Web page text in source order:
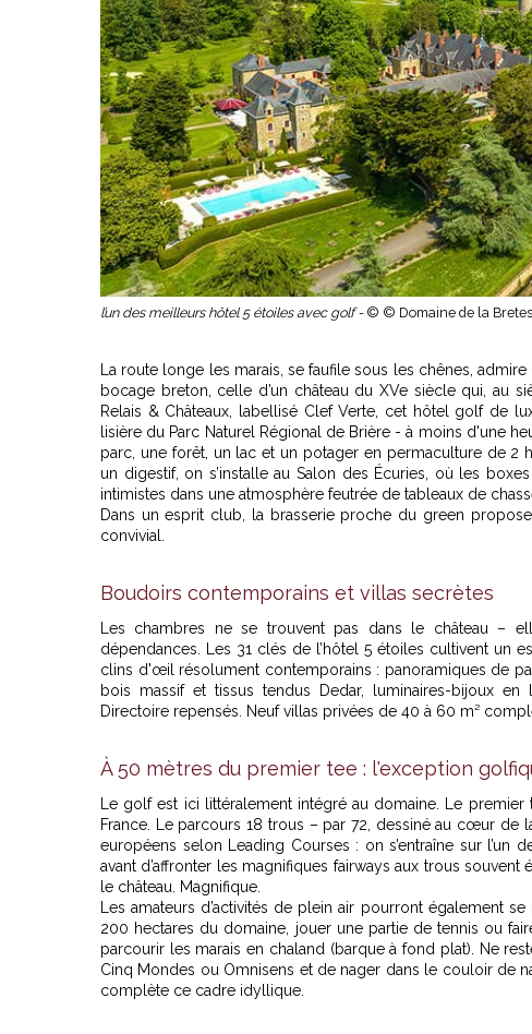
l’un des meilleurs hôtel 5 étoiles avec golf - © © Domaine de la
La route longe les marais, se faufile sous les chênes,
bocage breton, celle d’un château du XVe siècle qui, au
Relais & Châteaux, labellisé Clef Verte, cet hôtel golf de
lisière du Parc Naturel Régional de Brière - à moins d'une
parc, une forêt, un lac et un potager en permaculture de 2
un digestif, on s’installe au Salon des Écuries, où les
intimistes dans une atmosphère feutrée de tableaux de
Dans un esprit club, la brasserie proche du green
convivial.
Boudoirs contemporains et villas secrètes
Les chambres ne se trouvent pas dans le château –
dépendances. Les 31 clés de l’hôtel 5 étoiles cultivent un
clins d'œil résolument contemporains : panoramiques de
bois massif et tissus tendus Dedar, luminaires-bijoux
Directoire repensés. Neuf villas privées de 40 à 60 m²
À 50 mètres du premier tee : l'exception
Le golf est ici littéralement intégré au domaine. Le
France. Le parcours 18 trous – par 72, dessiné au cœur
européens selon Leading Courses : on s’entraîne sur
avant d’affronter les magnifiques fairways aux trous
le château. Magnifique.
Les amateurs d’activités de plein air pourront également
200 hectares du domaine, jouer une partie de tennis ou
parcourir les marais en chaland (barque à fond plat). Ne
Cinq Mondes ou Omnisens et de nager dans le couloir de
complète ce cadre idyllique.